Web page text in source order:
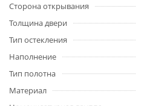
Сторона открывания
Толщина двери
Тип остекления
Наполнение
Тип полотна
Материал